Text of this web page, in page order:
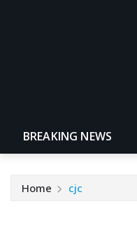
BREAKING NEWS
Home cjc